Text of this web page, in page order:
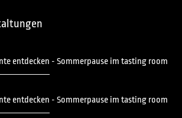
entdecken - Sommerpause im tasting room
entdecken - Sommerpause im tasting room